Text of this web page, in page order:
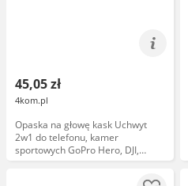
45,05 zł
4kom.pl
Opaska na głowę kask Uchwyt
2w1 do telefonu, kamer
sportowych GoPro Hero, DJI,
SJCAM, EKEN Alogy czarny